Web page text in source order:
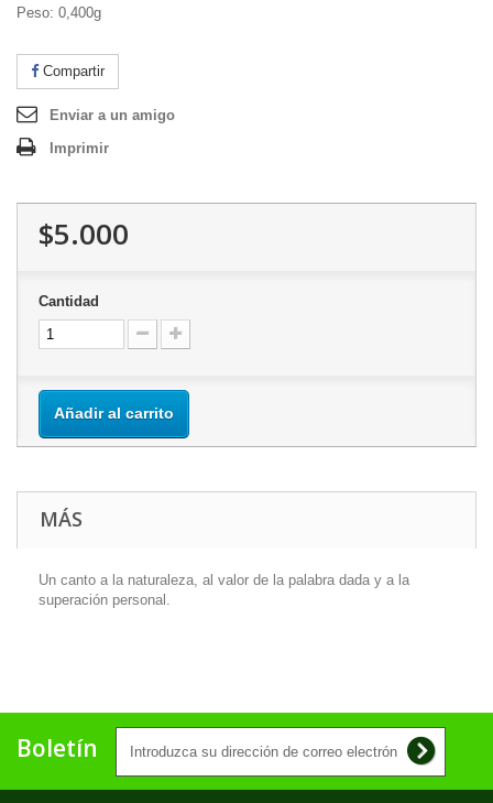
Peso: 0,400g
Compartir
Enviar a un amigo
Imprimir
$5.000
Cantidad
Añadir al carrito
MÁS
Un canto a la naturaleza, al valor de la palabra dada y a la
superación personal.
Boletín